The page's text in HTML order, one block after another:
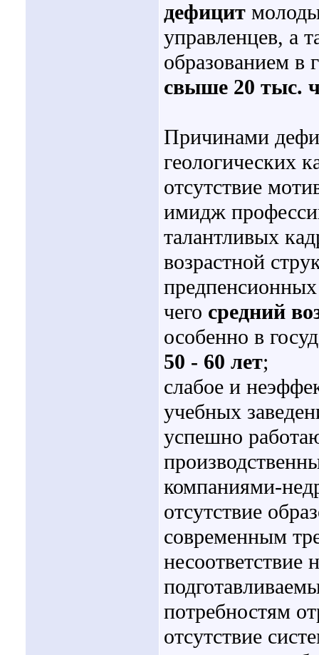
дефицит
управленцев, а
образованием в
свыше 20 тыс.
Причинами
геологических
отсутствие
имидж
талантливых
возрастной
чего средний
особенно в
50 - 60 лет;
слабое и
учебных
успешно
компаниями-
отсутствие
современным
несоответствие
потребностям
отсутствие